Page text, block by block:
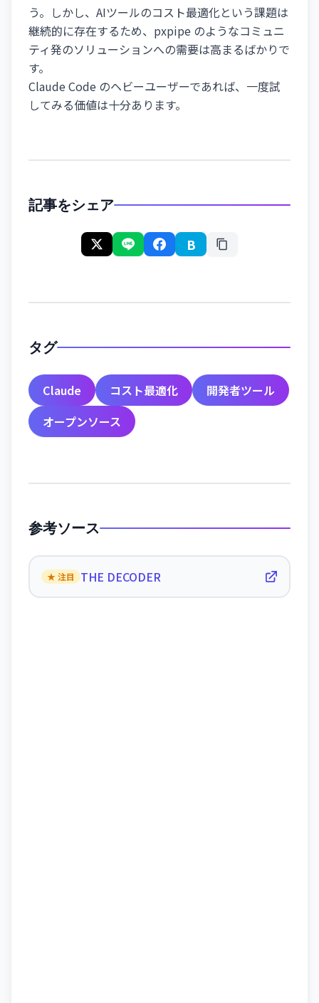
う。しかし、AIツールのコスト最適化という課題は
継続的に存在するため、pxpipe のようなコミュニ
ティ発のソリューションへの需要は高まるばかりで
す。
Claude Code のヘビーユーザーであれば、一度試
してみる価値は十分あります。
記事をシェア
B
タグ
Claude コスト最適化
開発者ツール
オープンソース
参考ソース
★ 注目 THE DECODER